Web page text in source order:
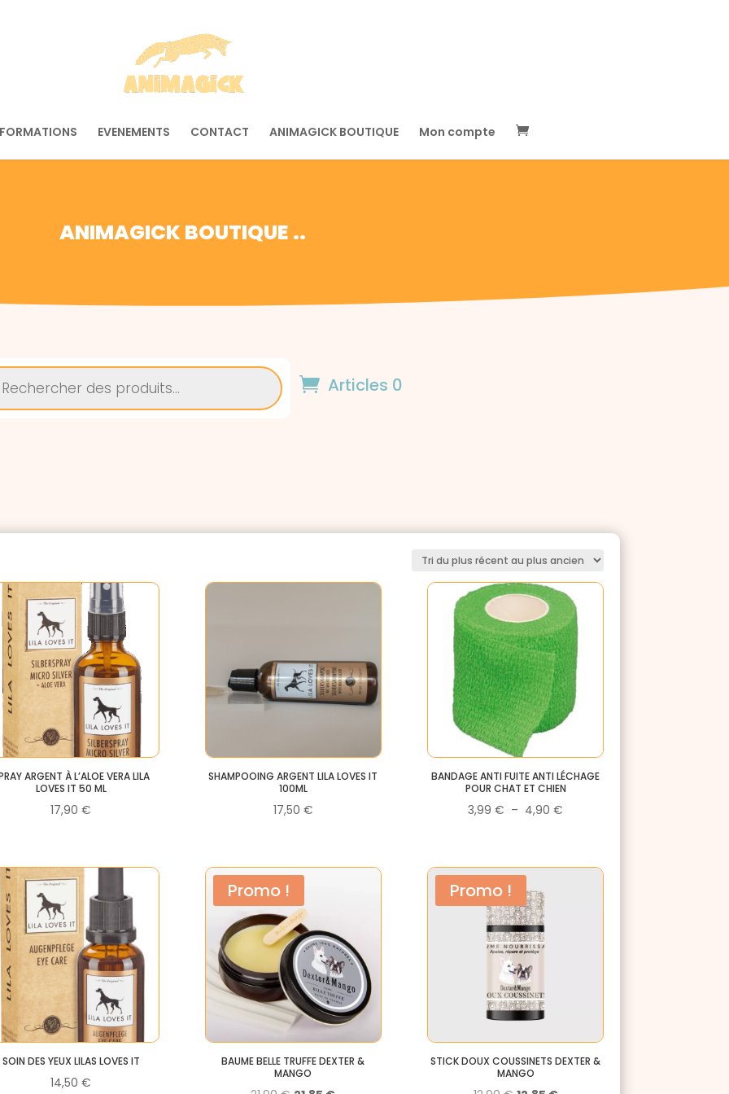
EVENEMENTS CONTACT ANIMAGICK BOUTIQUE Mon compte
ANIMAGICK BOUTIQUE ..
Articles 0
ARGENT À L’ALOE VERA LILA
LOVES IT 50 ML
17,90€
SHAMPOOING ARGENT LILA LOVES IT
100ML
17,50 €
BANDAGE ANTI FUITE ANTI LÉCHAGE
POUR CHAT ET CHIEN
3,99 € – 4,90 €
3,99 €
SOIN DES YEUX LILAS LOVES IT
14,50€
Promo !
BAUME BELLE TRUFFE DEXTER &
MANGO
Promo !
STICK DOUX COUSSINETS DEXTER &
MANGO